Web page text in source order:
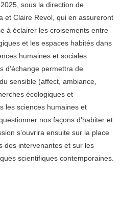
sous la direction de
et Claire Revol, qui en assureront
à éclairer les croisements entre
et les espaces habités dans
humaines et sociales
d’échange permettra de
sensible (affect, ambiance,
écologiques et
les sciences humaines et
nos façons d’habiter et
s’ouvrira ensuite sur la place
des intervenantes et sur les
scientifiques contemporaines.